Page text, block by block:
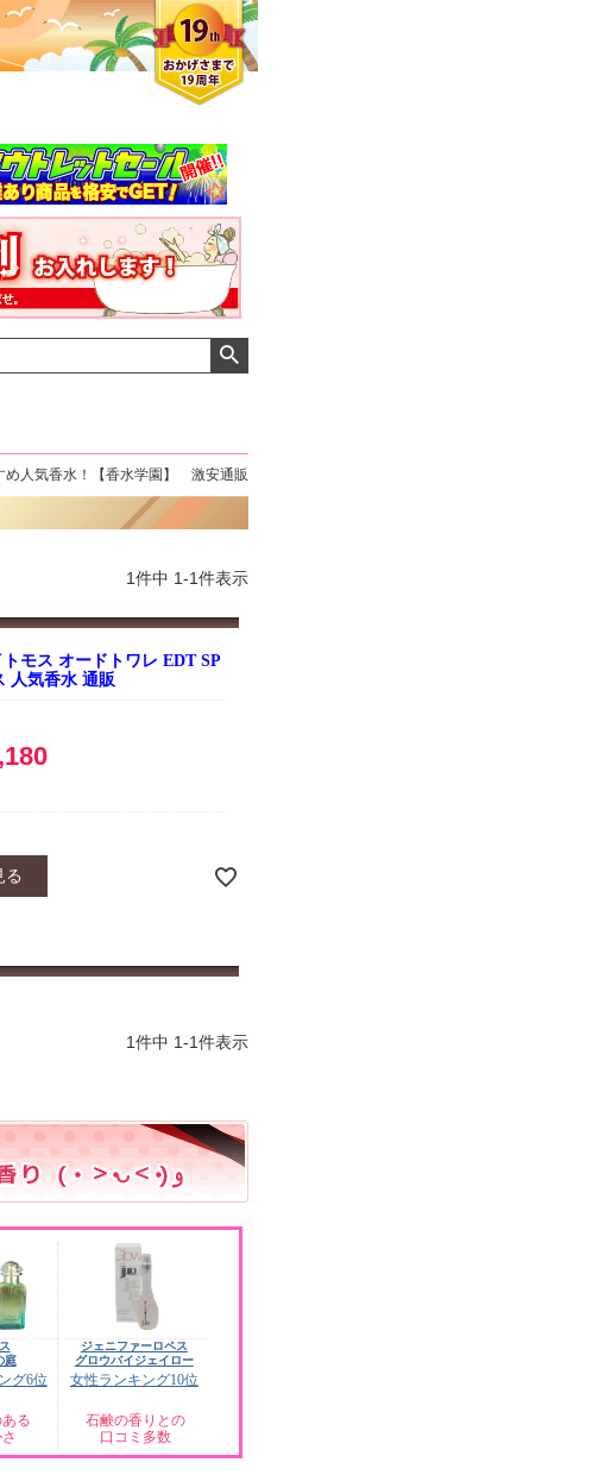
め人気香水！【香水学園】 激安通販
1件中 1-1件表示
モス オードトワレ EDT SP
人気香水 通販
る
1件中 1-1件表示
庭
グ6位
る
ジェニファーロペス
グロウバイジェイロー
女性ランキング10位
石鹸の香りとの
口コミ多数
クロエさん
ました！